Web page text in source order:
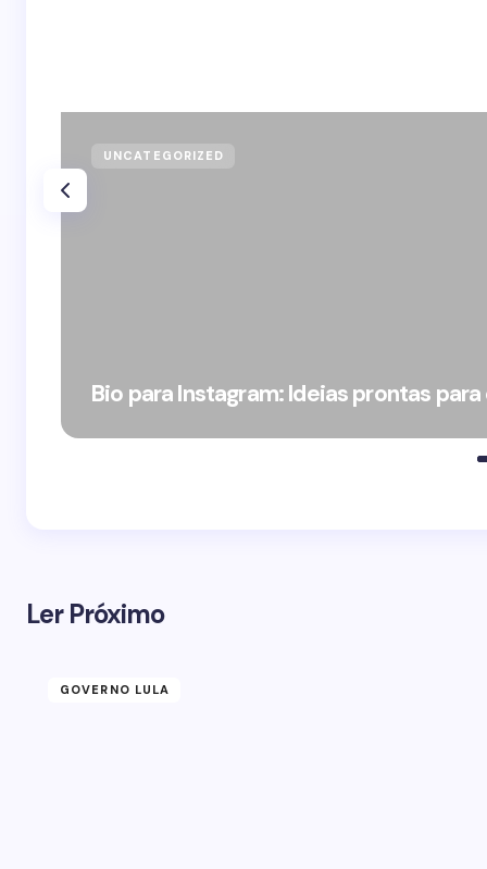
UNCATEGORIZED
Bio para Instagram: Ideias prontas
Ler Próximo
GOVERNO LULA